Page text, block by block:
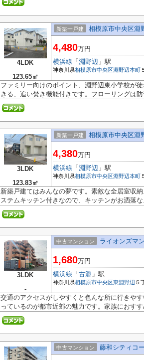
4LDK
123.65㎡
新築一戸建 相模原市中央区淵
4,480万円
横浜線 「 淵野辺 」駅
神奈川県相模原市中央区淵野辺本町
ファミリー向けのポイント、淵野辺東小学校が
きる、追い焚き機能付きです。フローリングは
3LDK
123.83㎡
新築一戸建 相模原市中央区淵
4,380万円
横浜線 「 淵野辺 」駅
神奈川県相模原市中央区淵野辺本町
新築戸建てはみんなの夢です。素敵な全居室収
ステムキッチン付きなので、キッチンがお洒落
3LDK
-
中古マンション ライオンズマ
1,680万円
横浜線 「 古淵 」駅
神奈川県相模原市中央区東淵野辺 ５
交通のアクセスがしやすくと色んな所に行きや
っているのが都市近郊の魅力です。家族におす
中古マンション 藤和シティコ